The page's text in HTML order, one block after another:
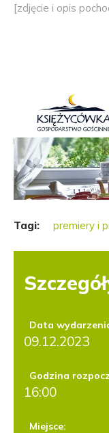
[zdjęcie i opis
Tagi: premiery i
Data
09.12.2023
Godzina
16:00
Miejsce: